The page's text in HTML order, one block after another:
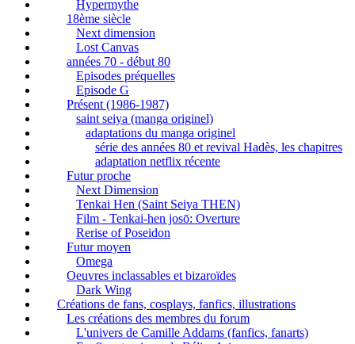
Hypermythe
18ème siècle
Next dimension
Lost Canvas
années 70 - début 80
Episodes préquelles
Episode G
Présent (1986-1987)
saint seiya (manga originel)
adaptations du manga originel
série des années 80 et revival Hadès, les chapitres
adaptation netflix récente
Futur proche
Next Dimension
Tenkai Hen (Saint Seiya THEN)
Film - Tenkai-hen josō: Overture
Rerise of Poseidon
Futur moyen
Omega
Oeuvres inclassables et bizaroïdes
Dark Wing
Créations de fans, cosplays, fanfics, illustrations
Les créations des membres du forum
L'univers de Camille Addams (fanfics, fanarts)